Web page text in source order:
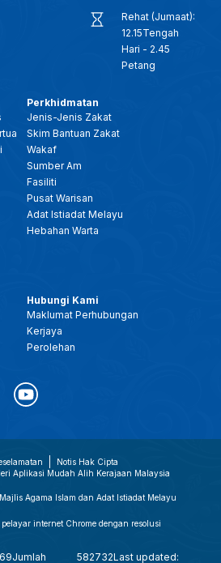
Rehat (Jumaat):
12.15Tengah
Hari - 2.45
Petang
Perkhidmatan
Jenis-Jenis Zakat
Skim Bantuan Zakat
Wakaf
Sumber Am
Fasiliti
Pusat Warisan
Adat Istiadat Melayu
Hebahan Warta
Hubungi Kami
Maklumat Perhubungan
Kerjaya
Perolehan
Notis Hak Cipta
Aplikasi Mudah Alih Kerajaan Malaysia
Agama Islam dan Adat Istiadat Melayu
internet Chrome dengan resolusi
Jumlah 582732Last updated: